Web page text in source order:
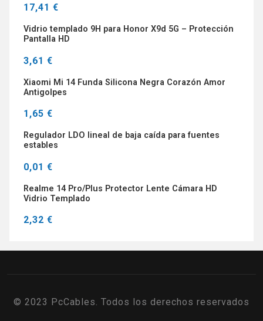
17,41 €
Vidrio templado 9H para Honor X9d 5G – Protección
Pantalla HD
3,61 €
Xiaomi Mi 14 Funda Silicona Negra Corazón Amor
Antigolpes
1,65 €
Regulador LDO lineal de baja caída para fuentes
estables
0,01 €
Realme 14 Pro/Plus Protector Lente Cámara HD
Vidrio Templado
2,32 €
© 2023 PcCables. Todos los derechos reservados